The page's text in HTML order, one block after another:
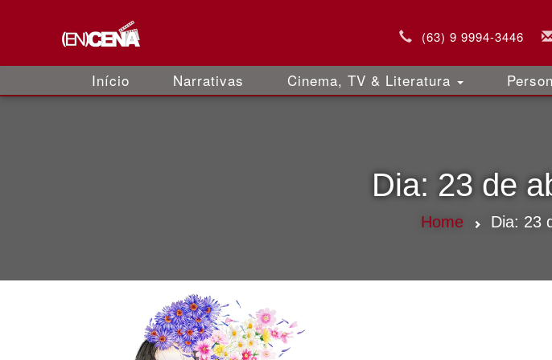
(63) 9 9994-3446
Início Narrativas Cinema, TV & Literatura
Dia: 23 de
Home Dia: 23